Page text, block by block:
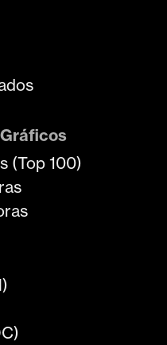
(Top 100)